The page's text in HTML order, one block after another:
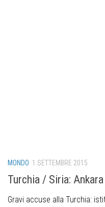
MONDO 1 SETTEMBRE 2015
Turchia / Siria:
Gravi accuse alla Turchia: